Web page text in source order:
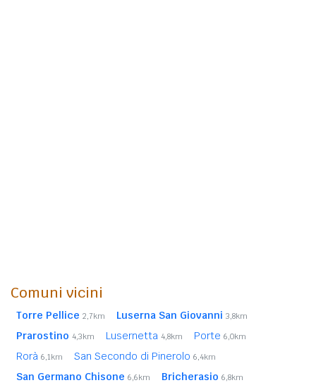
Comuni vicini
Torre Pellice 2,7km Luserna San Giovanni 3,8km
Prarostino 4,3km Lusernetta 4,8km Porte 6,0km
Rorà 6,1km San Secondo di Pinerolo 6,4km
San Germano Chisone 6,6km Bricherasio 6,8km